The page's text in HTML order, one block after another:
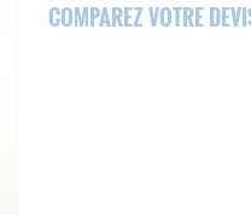
COMPAREZ VOTRE